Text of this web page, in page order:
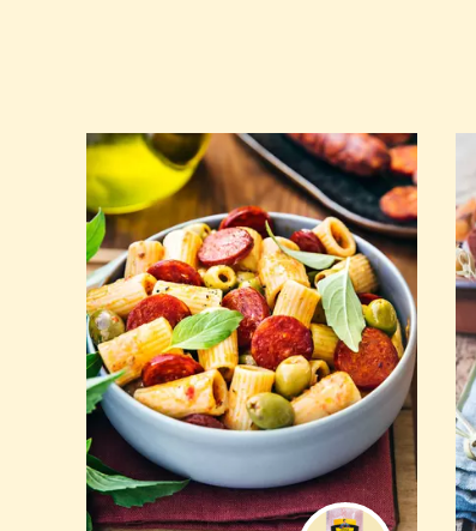
Jouer sur l'intensité du chorizo
César Moroni pour varier cette